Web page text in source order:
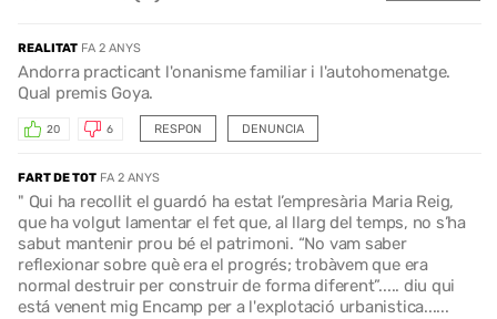
REALITAT FA 2 ANYS
Andorra practicant l'onanisme familiar i l'autohomenatge.
Qual premis Goya.
RESPON
20 6 DENUNCIA
FART DE TOT FA 2 ANYS
" Qui ha recollit el guardó ha estat l’empresària Maria Reig,
que ha volgut lamentar el fet que, al llarg del temps, no s’ha
sabut mantenir prou bé el patrimoni. “No vam saber
reflexionar sobre què era el progrés; trobàvem que era
normal destruir per construir de forma diferent”..... diu qui
está venent mig Encamp per a l'explotació urbanistica......